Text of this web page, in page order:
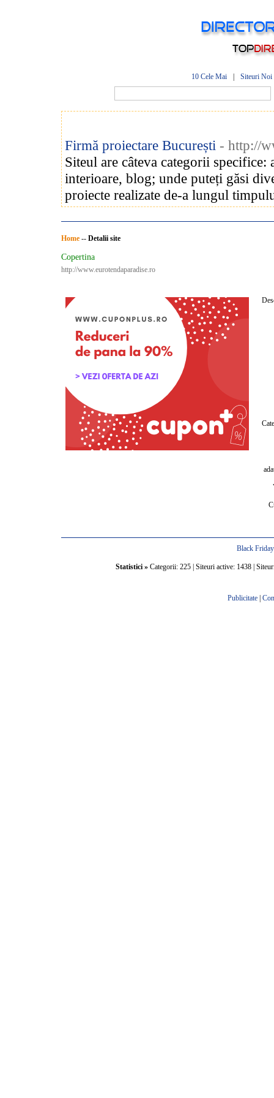
10 Cele Mai Siteuri Noi
Firmă proiectare București - http://
Siteul are câteva categorii
interioare, blog; unde puteți găsi
proiecte realizate de-a lungul
Home -- Detalii site
Copertina
http://www.eurotendaparadise.ro
Black
Statistici »Categorii: 225 | Siteuri active: 1438 |
Publicitate|